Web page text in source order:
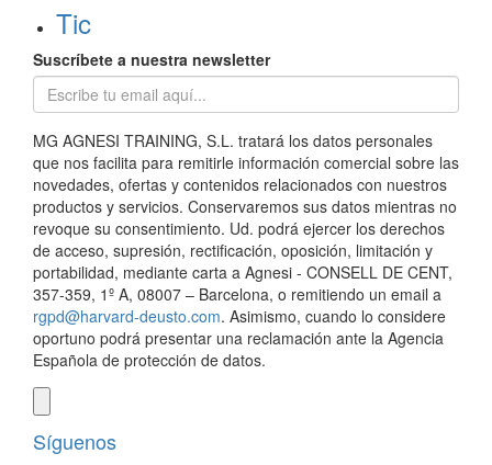
Tic
Suscríbete a nuestra newsletter
MG AGNESI TRAINING, S.L. tratará los datos personales
que nos facilita para remitirle información comercial sobre las
novedades, ofertas y contenidos relacionados con nuestros
productos y servicios. Conservaremos sus datos mientras no
revoque su consentimiento. Ud. podrá ejercer los derechos
de acceso, supresión, rectificación, oposición, limitación y
portabilidad, mediante carta a Agnesi - CONSELL DE CENT,
357-359, 1º A, 08007 – Barcelona, o remitiendo un email a
rgpd@harvard-deusto.com. Asimismo, cuando lo considere
oportuno podrá presentar una reclamación ante la Agencia
Española de protección de datos.
Síguenos